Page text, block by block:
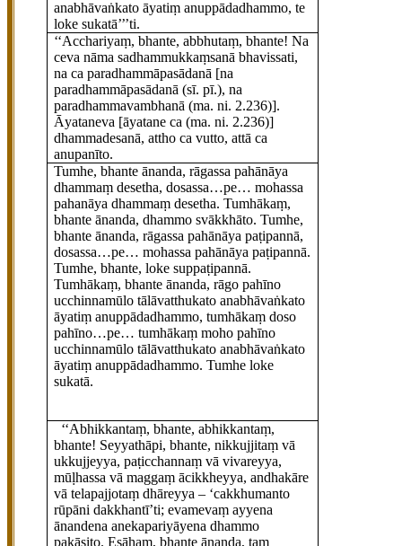
anabhāvaṅkato āyatiṃ anuppādadhammo, te
loke sukatā’’’ti.
‘‘Acchariyaṃ, bhante, abbhutaṃ, bhante! Na
ceva nāma sadhammukkaṃsanā bhavissati,
na ca paradhammāpasādanā [na
paradhammāpasādanā (sī. pī.), na
paradhammavambhanā (ma. ni. 2.236)].
Āyataneva [āyatane ca (ma. ni. 2.236)]
dhammadesanā, attho ca vutto, attā ca
anupanīto.
Tumhe, bhante ānanda, rāgassa pahānāya
dhammaṃ desetha, dosassa…pe… mohassa
pahanāya dhammaṃ desetha. Tumhākaṃ,
bhante ānanda, dhammo svākkhāto. Tumhe,
bhante ānanda, rāgassa pahānāya paṭipannā,
dosassa…pe… mohassa pahānāya paṭipannā.
Tumhe, bhante, loke suppaṭipannā.
Tumhākaṃ, bhante ānanda, rāgo pahīno
ucchinnamūlo tālāvatthukato anabhāvaṅkato
āyatiṃ anuppādadhammo, tumhākaṃ doso
pahīno…pe… tumhākaṃ moho pahīno
ucchinnamūlo tālāvatthukato anabhāvaṅkato
āyatiṃ anuppādadhammo. Tumhe loke
sukatā.
‘‘Abhikkantaṃ, bhante, abhikkantaṃ,
bhante! Seyyathāpi, bhante, nikkujjitaṃ vā
ukkujjeyya, paṭicchannaṃ vā vivareyya,
mūḷhassa vā maggaṃ ācikkheyya, andhakāre
vā telapajjotaṃ dhāreyya – ‘cakkhumanto
rūpāni dakkhantī’ti; evamevaṃ ayyena
ānandena anekapariyāyena dhammo
pakāsito. Esāhaṃ, bhante ānanda, taṃ